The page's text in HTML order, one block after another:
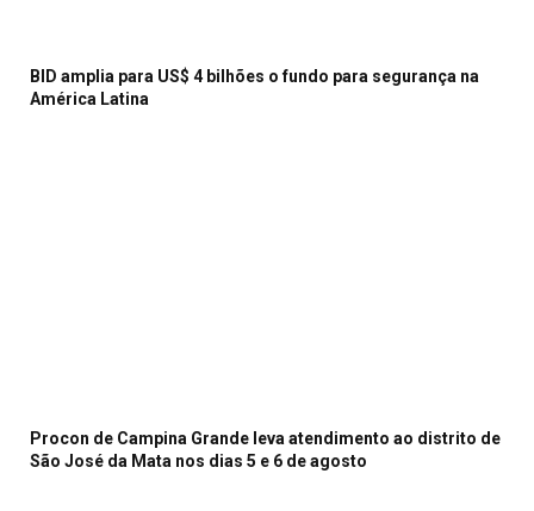
BID amplia para US$ 4 bilhões o fundo para segurança na
América Latina
Procon de Campina Grande leva atendimento ao distrito de
São José da Mata nos dias 5 e 6 de agosto